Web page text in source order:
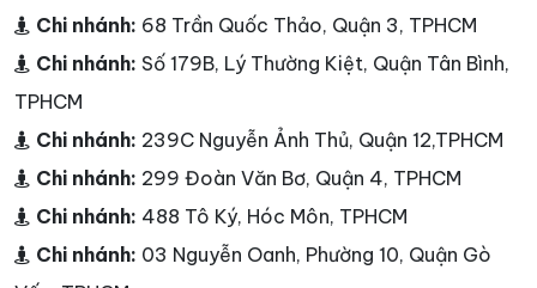
Chi nhánh: 68 Trần Quốc Thảo, Quận 3, TPHCM
Chi nhánh: Số 179B, Lý Thường Kiệt, Quận Tân Bình,
TPHCM
Chi nhánh: 239C Nguyễn Ảnh Thủ, Quận 12,TPHCM
Chi nhánh: 299 Đoàn Văn Bơ, Quận 4, TPHCM
Chi nhánh: 488 Tô Ký, Hóc Môn, TPHCM
Chi nhánh: 03 Nguyễn Oanh, Phường 10, Quận Gò